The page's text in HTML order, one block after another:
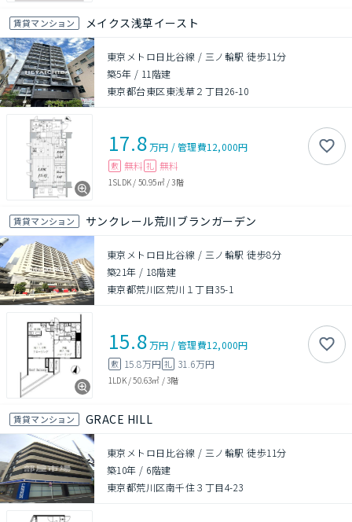
賃貸マンション メイクス浅草イースト
東京メトロ日比谷線 / 三ノ輪駅 徒歩11分
築5年 / 11階建
東京都台東区東浅草２丁目26-10
17.8万円 /管理費12,000円
敷 無料 礼 無料
1SLDK / 50.95㎡/3階
賃貸マンション サンクレール荒川ブランガーデン
東京メトロ日比谷線 / 三ノ輪駅 徒歩8分
築21年 / 18階建
東京都荒川区荒川１丁目35-1
15.8万円 /管理費12,000円
敷 15.8万円 礼 31.6万円
1LDK/50.63㎡ /3階
賃貸マンション GRACE HILL
東京メトロ日比谷線 / 三ノ輪駅 徒歩11分
築10年 / 6階建
東京都荒川区南千住３丁目4-23